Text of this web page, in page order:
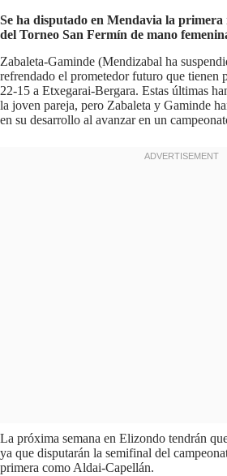
Se ha disputado en Mendavia la primera
del Torneo San Fermín de mano
Zabaleta-Gaminde (Mendizabal ha
refrendado el prometedor futuro que tienen
22-15 a Etxegarai-Bergara. Estas últimas
la joven pareja, pero Zabaleta y Gaminde
en su desarrollo al avanzar en un
La próxima semana en Elizondo tendrán
ya que disputarán la semifinal del
primera como Aldai-Capellán.